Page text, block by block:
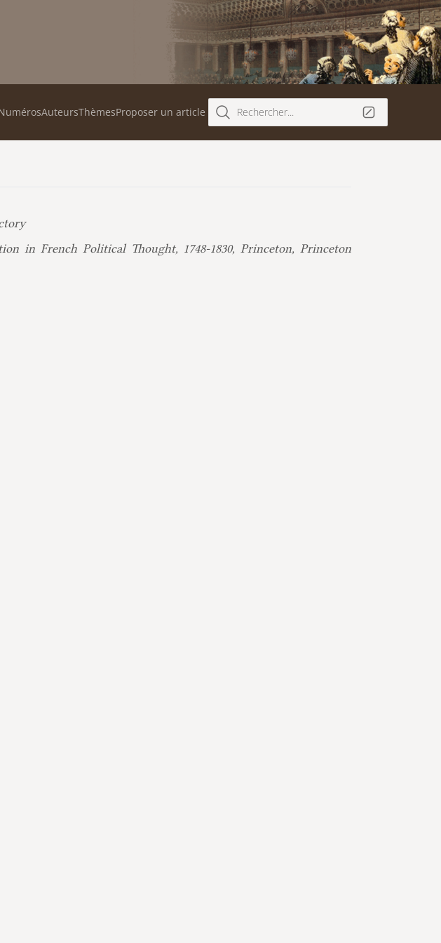
AuteursThèmesProposer un article Rechercher...
in French Political Thought, 1748-1830, Princeton, Princeton